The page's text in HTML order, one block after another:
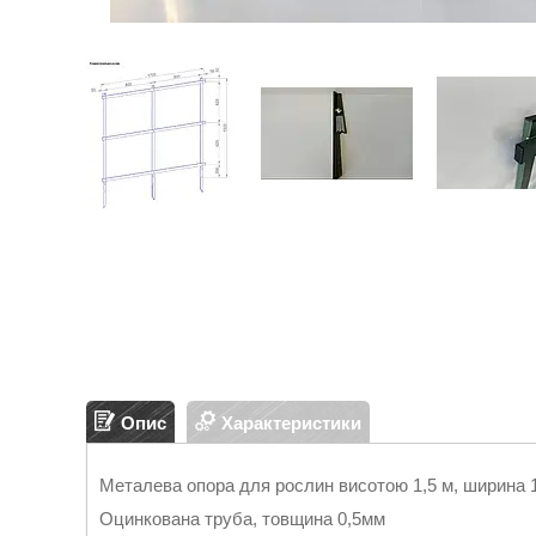
Опис Характеристики
Металева опора для рослин висотою 1,5 м, ширина
Оцинкована труба, товщина 0,5мм